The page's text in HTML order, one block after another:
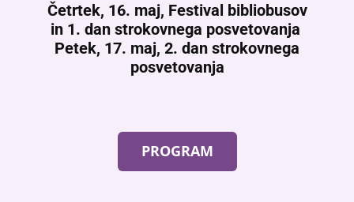
Četrtek, 16. maj, Festival bibliobusov
in 1. dan strokovnega posvetovanja
Petek, 17. maj, 2. dan strokovnega
posvetovanja
PROGRAM